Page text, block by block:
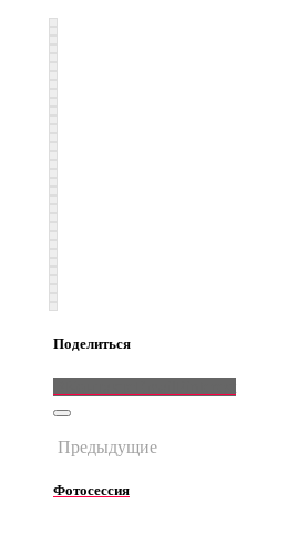
Поделиться
Предыдущие
Фотосессия